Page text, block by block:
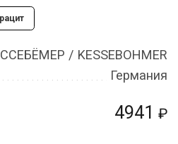
4941 ₽
/ KESSEBOHMER
Германия